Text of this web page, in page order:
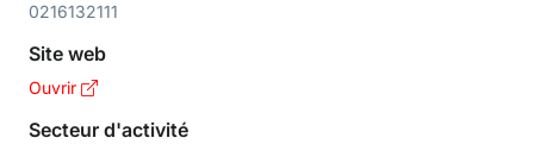
0216132111
Site web
Ouvrir
Secteur d'activité